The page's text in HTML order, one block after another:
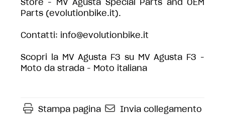
Store - MV Agusta Special Parts and OEM
Parts (evolutionbike.it).
Contatti: info@evolutionbike.it
Scopri la MV Agusta F3 su MV Agusta F3 -
Moto da strada - Moto italiana
Stampa pagina Invia collegamento